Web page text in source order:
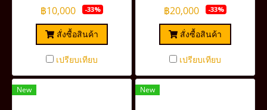
฿10,000 -33%
สั่งซื้อสินค้า
เปรียบเทียบ
฿20,000 -33%
สั่งซื้อสินค้า
เปรียบเทียบ
New New